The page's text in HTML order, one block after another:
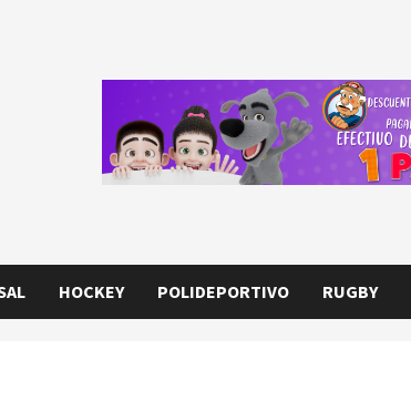
HOCKEY POLIDEPORTIVO RUGBY